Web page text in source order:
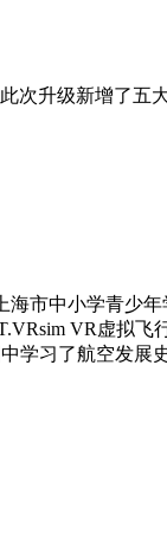
次升级新增了五
市中小学青少
VR虚拟
学习了航空发展